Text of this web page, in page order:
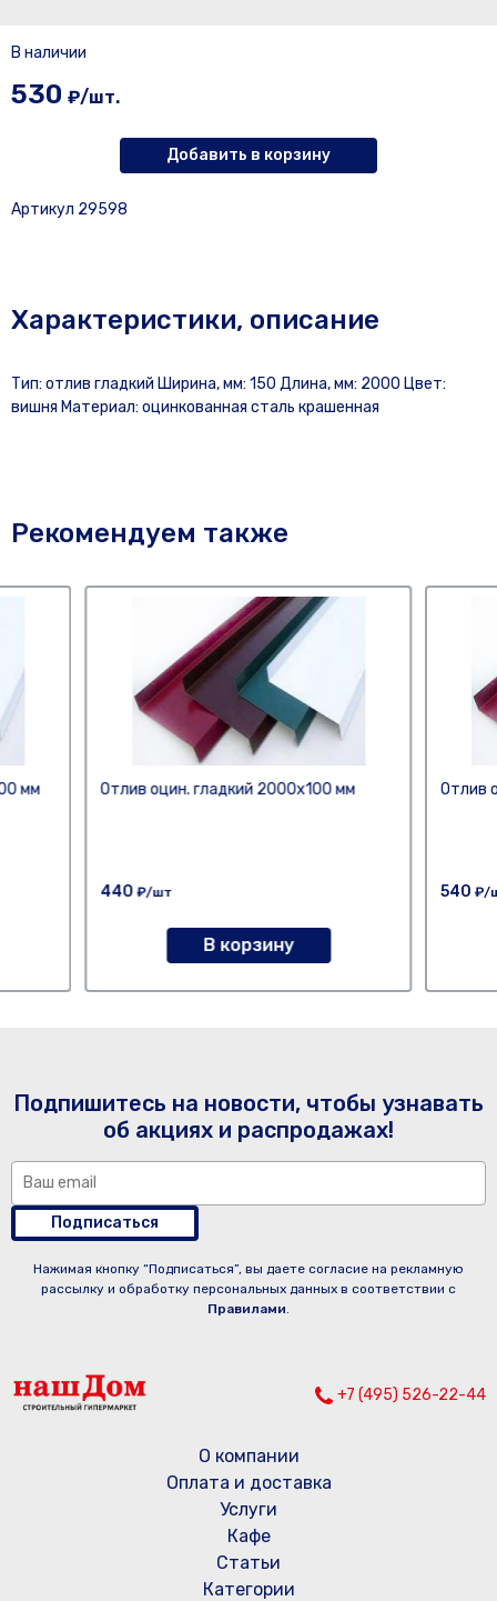
В наличии
530 ₽/шт.
Добавить в корзину
Артикул 29598
Характеристики, описание
Тип: отлив гладкий Ширина, мм: 150 Длина, мм: 2000 Цвет:
вишня Материал: оцинкованная сталь крашенная
Рекомендуем также
мм Отлив оцин. гладкий 2000х100 мм
440 ₽/шт
В корзину
Отлив
540 ₽/
Подпишитесь на новости, чтобы узнавать
об акциях и распродажах!
Подписаться
Нажимая кнопку “Подписаться”, вы даете согласие на рекламную
рассылку и обработку персональных данных в соответствии с
Правилами.
+7 (495) 526-22-44
О компании
Оплата и доставка
Услуги
Кафе
Статьи
Категории